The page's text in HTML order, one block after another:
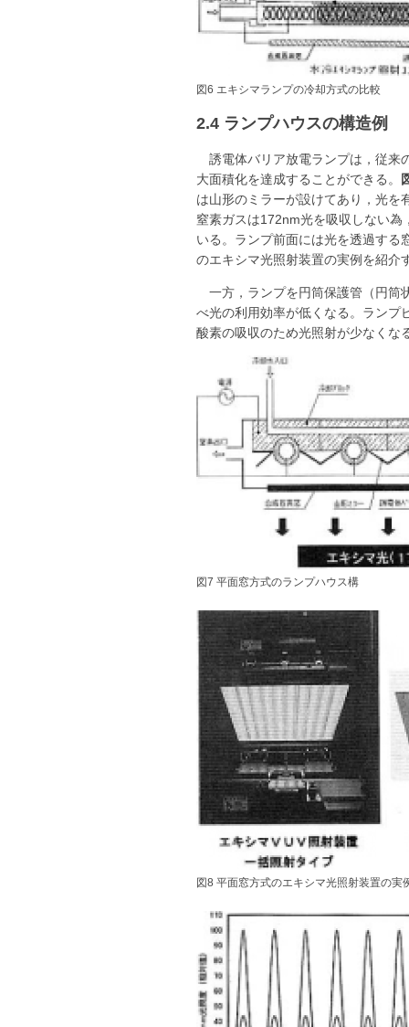
図6 エキシマランプの冷却方式の比較
2.4 ランプハウスの構造例
誘電体バリア放電ランプは，従来
大面積化を達成することができる。
は山形のミラーが設けてあり，光を
窒素ガスは172nm光を吸収しない
いる。ランプ前面には光を透過する
のエキシマ光照射装置の実例を紹介
一方，ランプを円筒保護管（円筒
べ光の利用効率が低くなる。ランプ
酸素の吸収のため光照射が少なくな
図7 平面窓方式のランプハウス構
図8 平面窓方式のエキシマ光照射装置の実